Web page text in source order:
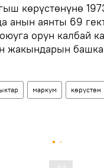
көрүстөнүнө
анын аянты 69
орун калбай
жакындарын
маркум көрүстөн